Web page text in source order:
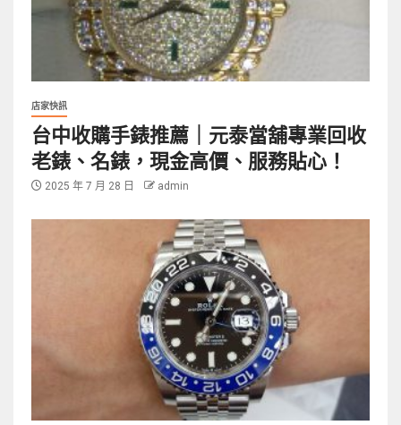
店家快訊
台中收購手錶推薦｜元泰當舖專業回收
老錶、名錶，現金高價、服務貼心！
2025 年 7 月 28 日 admin